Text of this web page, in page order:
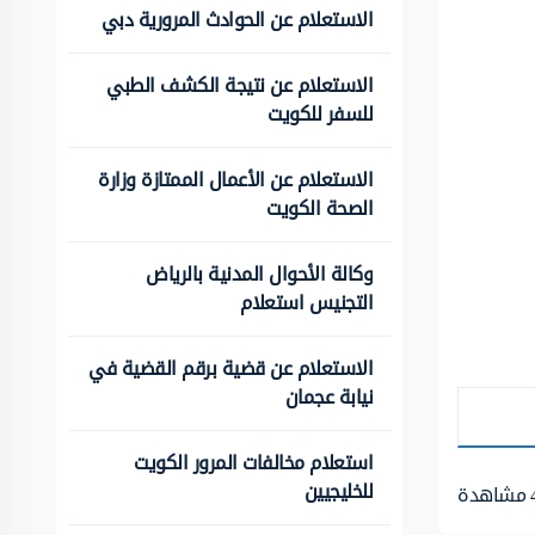
مشاهدة
الاستعلام عن الحوادث المرورية دبي
الاستعلام عن نتيجة الكشف الطبي
للسفر للكويت
الاستعلام عن الأعمال الممتازة وزارة
الصحة الكويت
وكالة الأحوال المدنية بالرياض
التجنيس استعلام
الاستعلام عن قضية برقم القضية في
نيابة عجمان
استعلام مخالفات المرور الكويت
للخليجيين